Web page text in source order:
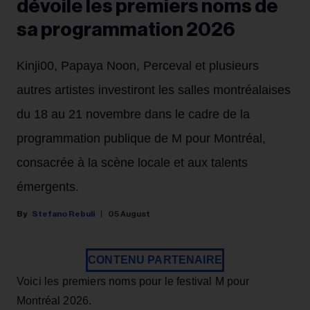
dévoile les premiers noms de
sa programmation 2026
Kinji00, Papaya Noon, Perceval et plusieurs
autres artistes investiront les salles montréalaises
du 18 au 21 novembre dans le cadre de la
programmation publique de M pour Montréal,
consacrée à la scène locale et aux talents
émergents.
Stefano Rebuli 05 August
CONTENU PARTENAIRE
Voici les premiers noms pour le festival M pour
Montréal 2026.